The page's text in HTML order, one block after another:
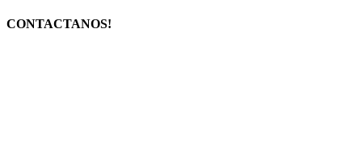
CONTACTANOS!